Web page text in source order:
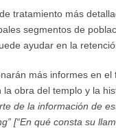
tratamiento más
segmentos de
ayudar en la
más informes en
la obra del templo y la
de la información de
[“En qué consta su